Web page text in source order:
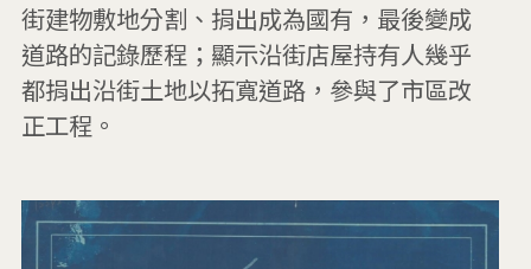
街建物敷地分割、捐出成為國有，最後變成
道路的記錄歷程；顯示沿街店屋持有人幾乎
都捐出沿街土地以拓寬道路，參與了市區改
正工程。